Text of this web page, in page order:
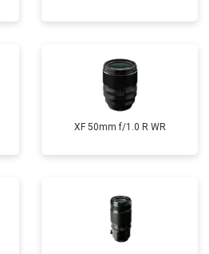
XF 50mm f/1.0 R WR